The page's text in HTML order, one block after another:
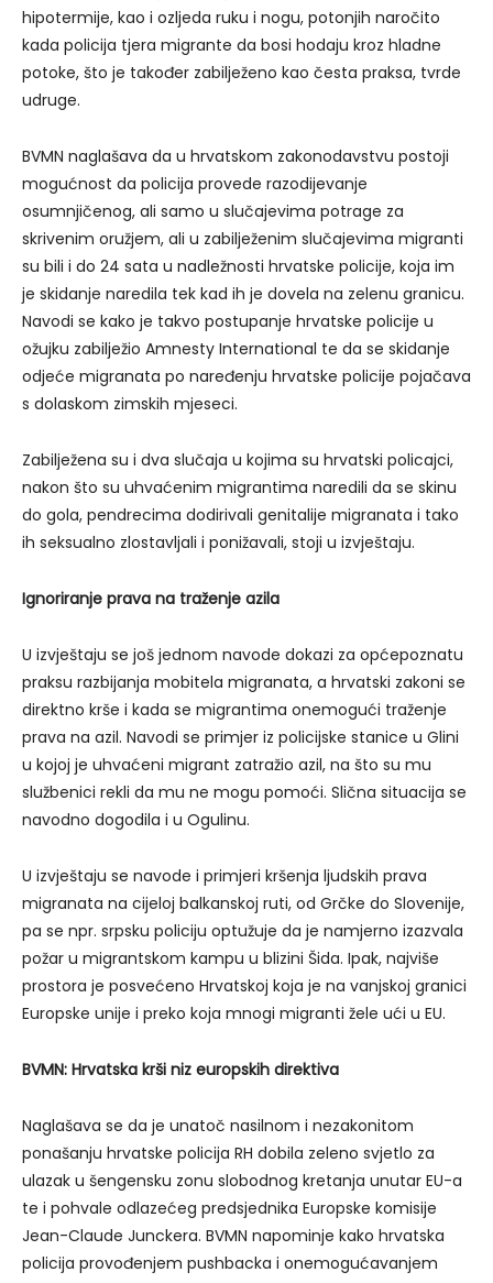
hipotermije, kao i ozljeda ruku i nogu, potonjih naročito
kada policija tjera migrante da bosi hodaju kroz hladne
potoke, što je također zabilježeno kao česta praksa, tvrde
udruge.
BVMN naglašava da u hrvatskom zakonodavstvu postoji
mogućnost da policija provede razodijevanje
osumnjičenog, ali samo u slučajevima potrage za
skrivenim oružjem, ali u zabilježenim slučajevima migranti
su bili i do 24 sata u nadležnosti hrvatske policije, koja im
je skidanje naredila tek kad ih je dovela na zelenu granicu.
Navodi se kako je takvo postupanje hrvatske policije u
ožujku zabilježio Amnesty International te da se skidanje
odjeće migranata po naređenju hrvatske policije pojačava
s dolaskom zimskih mjeseci.
Zabilježena su i dva slučaja u kojima su hrvatski policajci,
nakon što su uhvaćenim migrantima naredili da se skinu
do gola, pendrecima dodirivali genitalije migranata i tako
ih seksualno zlostavljali i ponižavali, stoji u izvještaju.
Ignoriranje prava na traženje azila
U izvještaju se još jednom navode dokazi za općepoznatu
praksu razbijanja mobitela migranata, a hrvatski zakoni se
direktno krše i kada se migrantima onemogući traženje
prava na azil. Navodi se primjer iz policijske stanice u Glini
u kojoj je uhvaćeni migrant zatražio azil, na što su mu
službenici rekli da mu ne mogu pomoći. Slična situacija se
navodno dogodila i u Ogulinu.
U izvještaju se navode i primjeri kršenja ljudskih prava
migranata na cijeloj balkanskoj ruti, od Grčke do Slovenije,
pa se npr. srpsku policiju optužuje da je namjerno izazvala
požar u migrantskom kampu u blizini Šida. Ipak, najviše
prostora je posvećeno Hrvatskoj koja je na vanjskoj granici
Europske unije i preko koja mnogi migranti žele ući u EU.
BVMN: Hrvatska krši niz europskih direktiva
Naglašava se da je unatoč nasilnom i nezakonitom
ponašanju hrvatske policija RH dobila zeleno svjetlo za
ulazak u šengensku zonu slobodnog kretanja unutar EU-a
te i pohvale odlazećeg predsjednika Europske komisije
Jean-Claude Junckera. BVMN napominje kako hrvatska
policija provođenjem pushbacka i onemogućavanjem